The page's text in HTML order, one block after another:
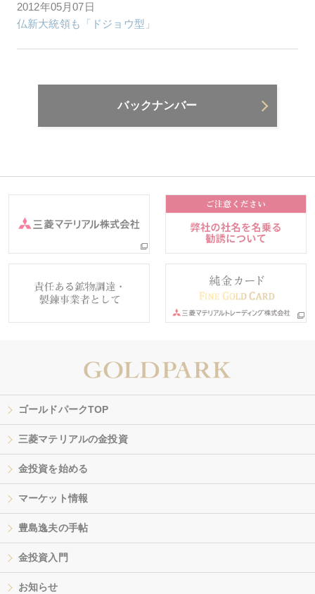
2012年05月07日
仏新大統領も「ドジョウ型」
バックナンバー
ゴールドパークTOP
三菱マテリアルの金投資
金投資を始める
マーケット情報
豊島逸夫の手帖
金投資入門
お知らせ